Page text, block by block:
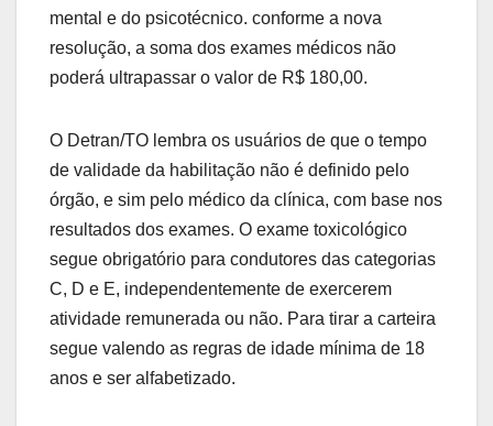
mental e do psicotécnico. conforme a nova
resolução, a soma dos exames médicos não
poderá ultrapassar o valor de R$ 180,00.
O Detran/TO lembra os usuários de que o tempo
de validade da habilitação não é definido pelo
órgão, e sim pelo médico da clínica, com base nos
resultados dos exames. O exame toxicológico
segue obrigatório para condutores das categorias
C, D e E, independentemente de exercerem
atividade remunerada ou não. Para tirar a carteira
segue valendo as regras de idade mínima de 18
anos e ser alfabetizado.